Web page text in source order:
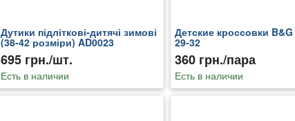
Дутики підліткові-дитячі зимові
(38-42 розміри) AD0023
695 грн./шт.
Есть в наличии
Детские кроссовки
29-32
360 грн./пара
Есть в наличии